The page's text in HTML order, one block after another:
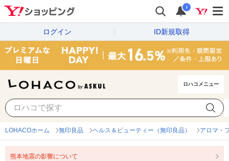
i
ログイン ID新規取得
ロハコメニュー
LOHACOホーム 無印良品 ヘルス＆ビューティー（無印良品） アロマ・
熊本地震の影響について